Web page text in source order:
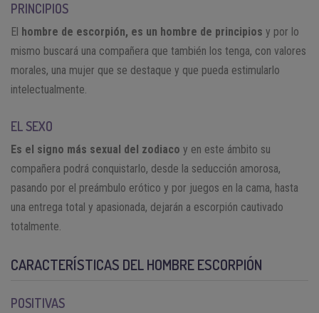
PRINCIPIOS
El hombre de escorpión, es un hombre de principios y por lo
mismo buscará una compañera que también los tenga, con valores
morales, una mujer que se destaque y que pueda estimularlo
intelectualmente.
EL SEXO
Es el signo más sexual del zodiaco y en este ámbito su
compañera podrá conquistarlo, desde la seducción amorosa,
pasando por el preámbulo erótico y por juegos en la cama, hasta
una entrega total y apasionada, dejarán a escorpión cautivado
totalmente.
CARACTERÍSTICAS DEL HOMBRE ESCORPIÓN
POSITIVAS